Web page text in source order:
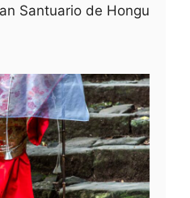
Santuario de Hongu